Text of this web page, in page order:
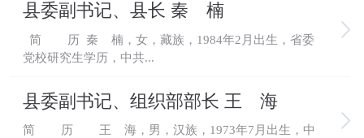
县委副书记、县长 秦 楠
简 历 秦 楠，女，藏族，1984年2月出生，省委
党校研究生学历，中共...
县委副书记、组织部部长 王 海
简 历 王 海，男，汉族，1973年7月出生，中